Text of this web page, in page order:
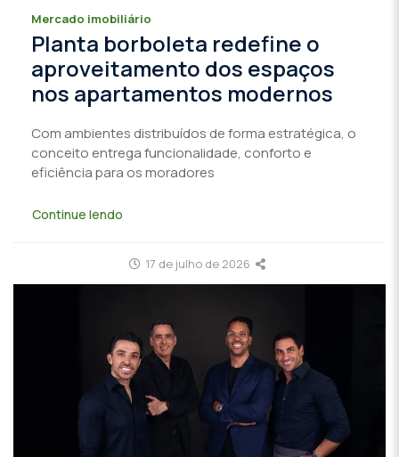
Mercado imobiliário
Planta borboleta redefine o
aproveitamento dos espaços
nos apartamentos modernos
Com ambientes distribuídos de forma estratégica, o
conceito entrega funcionalidade, conforto e
eficiência para os moradores
Continue lendo
17 de julho de 2026